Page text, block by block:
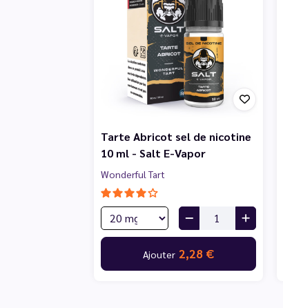
Tarte Abricot sel de nicotine
10 ml - Salt E-Vapor
Wonderful Tart
Ajouter 2,28 €